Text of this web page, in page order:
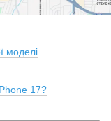
моделі
17?